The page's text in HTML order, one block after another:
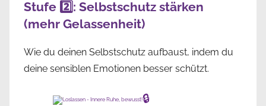
Stufe 2️⃣: Selbstschutz stärken
(mehr Gelassenheit)
Wie du deinen Selbstschutz aufbaust, indem du
deine sensiblen Emotionen besser schützt.
🔒